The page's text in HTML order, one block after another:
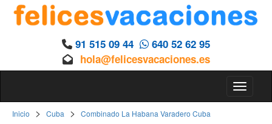
91 515 09 44
640 52 62 95
hola@felicesvacaciones.es
Inicio > Cuba > Combinado La Habana Varadero Cuba